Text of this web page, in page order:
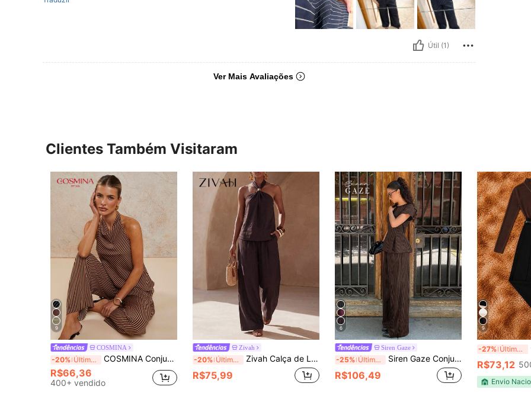
Útil (1)
Ver Mais Avaliações
Clientes Também Visitaram
9
COSMINA
-20% Últimos 3 dias COSMINA Conjunto de 2 Peças Elegante de Listras Halter para Resort Feminino, Primavera/Verão
R$66,36
400+ vendido
Zivah
-20% Últimos 3 dias Zivah Calça de Linho Marrom com Decote Halter Sem Mangas, Design Franzido e Decoração Metálica, Estilo Ocidental Nômade, para Festival de Música Primavera/Verão, Páscoa, Dia de São Patrício, Dia dos Namorados, Encontros, Festa de Aniversário, Temporada de Formatura, Estilo Universitário, Roupa de Estudante, Streetwear Diário, Básico Versátil, Passeio Casual de Férias e Uso no Escritório
R$75,99
6
Siren Gaze
-25% Últimos 3 dias Siren Gaze Conjunto de 2 Peças de Top e Calça Listrada de Moda de Verão para Mulheres
R$106,49
9
-27% Últimos 3 dias
R$73,12
Envio